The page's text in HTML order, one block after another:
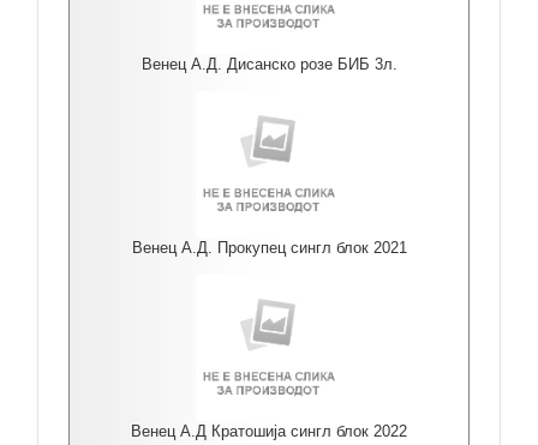
Венец А.Д. Дисанско розе БИБ 3л.
Венец А.Д. Прокупец сингл блок 2021
Венец А.Д Кратошија сингл блок 2022